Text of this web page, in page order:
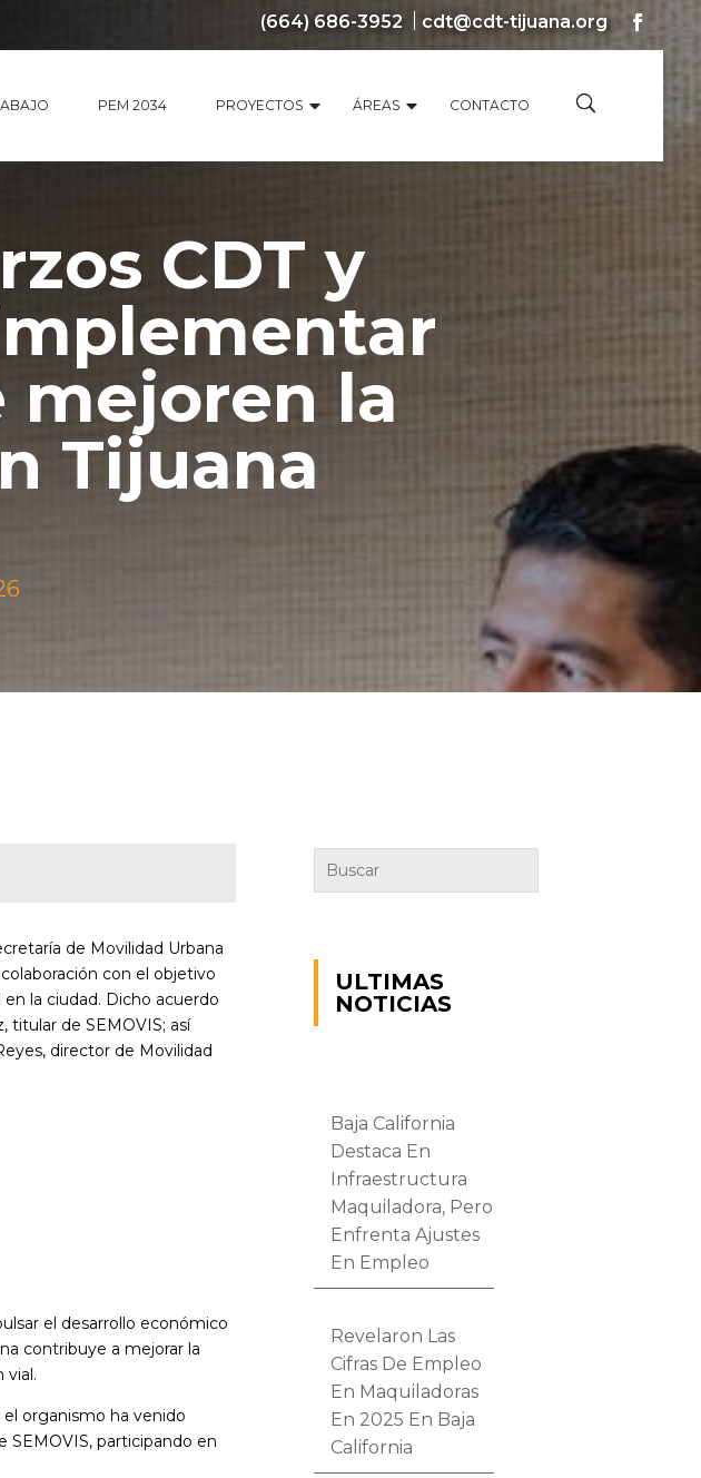
(664) 686-3952 cdt@cdt-tijuana.org
PEM 2034 PROYECTOS ÁREAS CONTACTO
CDT y
mejoren la
Tijuana
de Movilidad Urbana
con el objetivo
la ciudad. Dicho acuerdo
titular de SEMOVIS; así
director de Movilidad
el desarrollo económico
contribuye a mejorar la
vial.
el organismo ha venido
SEMOVIS, participando en
ULTIMAS
NOTICIAS
Baja California
Destaca En
Infraestructura
Maquiladora, Pero
Enfrenta Ajustes
En Empleo
Revelaron Las
Cifras De Empleo
En Maquiladoras
En 2025 En Baja
California